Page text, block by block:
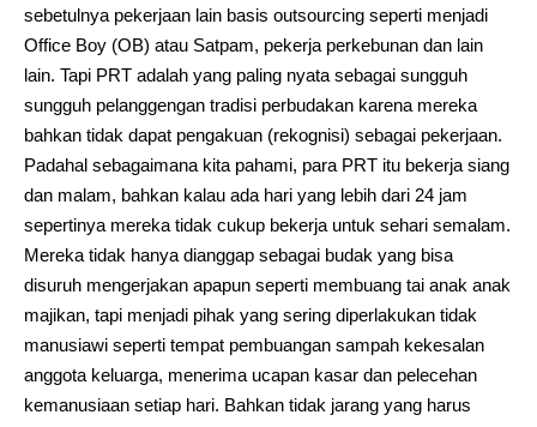
sebetulnya pekerjaan lain basis outsourcing seperti menjadi
Office Boy (OB) atau Satpam, pekerja perkebunan dan lain
lain. Tapi PRT adalah yang paling nyata sebagai sungguh
sungguh pelanggengan tradisi perbudakan karena mereka
bahkan tidak dapat pengakuan (rekognisi) sebagai pekerjaan.
Padahal sebagaimana kita pahami, para PRT itu bekerja siang
dan malam, bahkan kalau ada hari yang lebih dari 24 jam
sepertinya mereka tidak cukup bekerja untuk sehari semalam.
Mereka tidak hanya dianggap sebagai budak yang bisa
disuruh mengerjakan apapun seperti membuang tai anak anak
majikan, tapi menjadi pihak yang sering diperlakukan tidak
manusiawi seperti tempat pembuangan sampah kekesalan
anggota keluarga, menerima ucapan kasar dan pelecehan
kemanusiaan setiap hari. Bahkan tidak jarang yang harus